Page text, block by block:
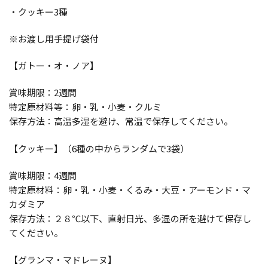
・クッキー3種
※お渡し用手提げ袋付
【ガトー・オ・ノア】
賞味期限：2週間
特定原材料等：卵・乳・小麦・クルミ
保存方法：高温多湿を避け、常温で保存してください。
【クッキー】（6種の中からランダムで3袋）
賞味期限：4週間
特定原材料：卵・乳・小麦・くるみ・大豆・アーモンド・マ
カダミア
保存方法：２８℃以下、直射日光、多湿の所を避けて保存し
てください。
【グランマ・マドレーヌ】